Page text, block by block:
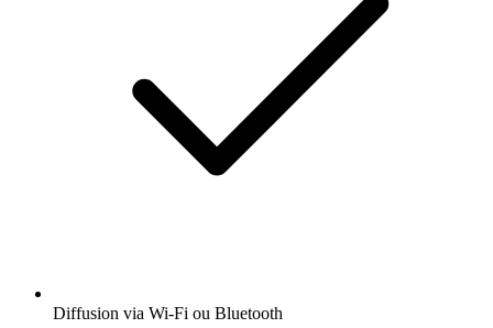
Diffusion via Wi-Fi ou Bluetooth